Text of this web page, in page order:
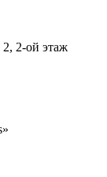
2-ой этаж